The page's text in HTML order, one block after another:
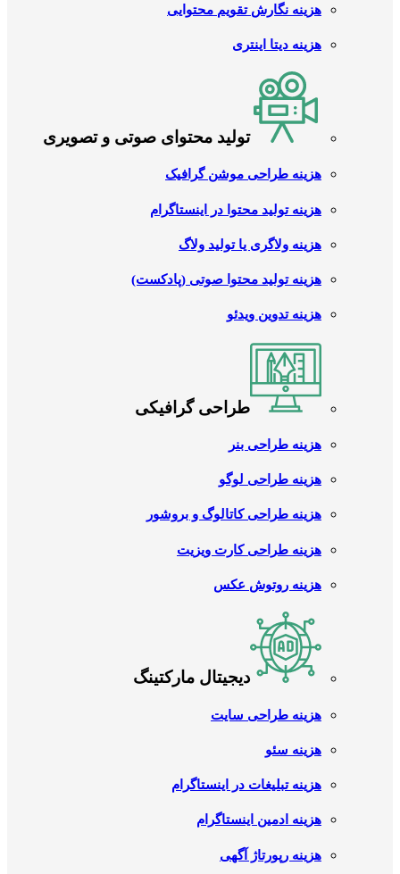
هزینه نگارش تقویم محتوایی
هزینه دیتا اینتری
تولید محتوای صوتی و تصویری
هزینه طراحی موشن گرافیک
هزینه تولید محتوا در اینستاگرام
هزینه ولاگری یا تولید ولاگ
هزینه تولید محتوا صوتی (پادکست)
هزینه تدوین ویدئو
طراحی گرافیکی
هزینه طراحی بنر
هزینه طراحی لوگو
هزینه طراحی کاتالوگ و بروشور
هزینه طراحی کارت ویزیت
هزینه روتوش عکس
دیجیتال مارکتینگ
هزینه طراحی سایت
هزینه سئو
هزینه تبلیغات در اینستاگرام
هزینه ادمین اینستاگرام
هزینه رپورتاژ آگهی